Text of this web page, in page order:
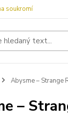
soukromí
Abysme – Strange
–